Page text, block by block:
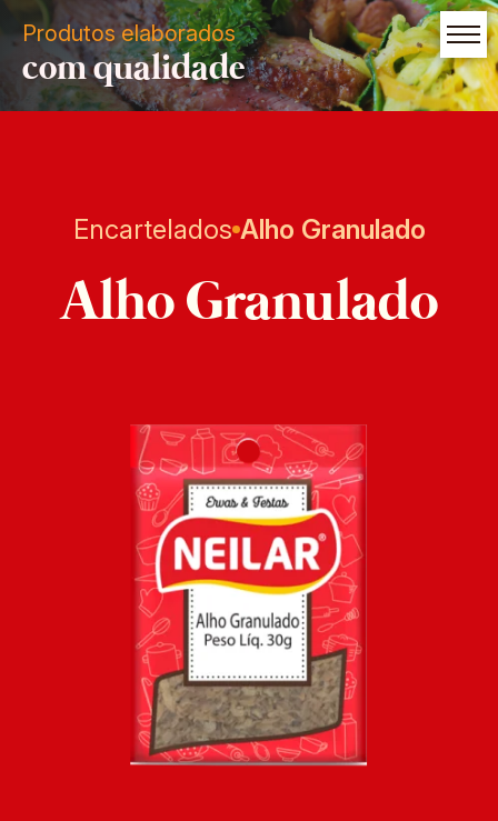
Produtos elaborados
com qualidade
Encartelados Alho Granulado
Alho Granulado